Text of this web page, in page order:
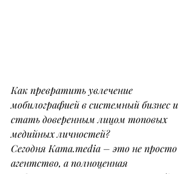
Как превратить увлечение
мобилографией в системный бизнес и
стать доверенным лицом топовых
медийных личностей?
Сегодня Kama.media – это не просто
агентство, а полноценная